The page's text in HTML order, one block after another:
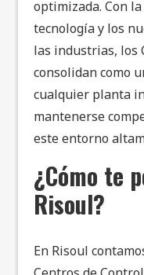
optimizada. Con
tecnología y los
las industrias, los
consolidan como
cualquier planta
mantenerse
este entorno
¿Cómo te
Risoul?
En Risoul